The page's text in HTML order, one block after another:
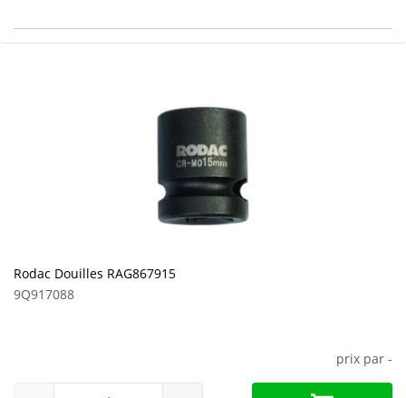
Rodac Douilles RAG867915
9Q917088
prix par -